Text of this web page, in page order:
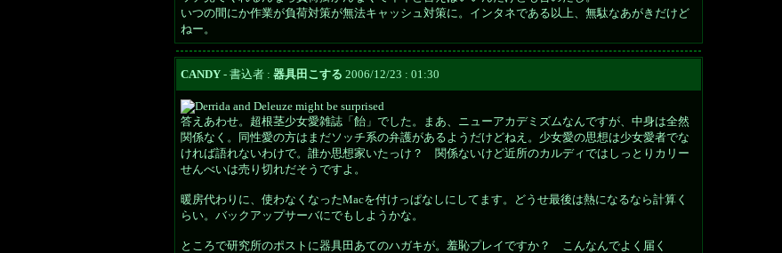
いつの間にか作業が負荷対策が無法キャッシュ対策に。インタネである以上、無駄なあがきだけど
ねー。
CANDY - 書込者 : 器具田こする 2006/12/23 : 01:30
答えあわせ。超根茎少女愛雑誌「飴」でした。まあ、ニューアカデミズムなんですが、中身は全然
関係なく。同性愛の方はまだソッチ系の弁護があるようだけどねえ。少女愛の思想は少女愛者でな
ければ語れないわけで。誰か思想家いたっけ？ 関係ないけど近所のカルディではしっとりカリー
せんべいは売り切れだそうですよ。
暖房代わりに、使わなくなったMacを付けっぱなしにしてます。どうせ最後は熱になるなら計算く
らい。バックアップサーバにでもしようかな。
ところで研究所のポストに器具田あてのハガキが。羞恥プレイですか？ こんなんでよく届く